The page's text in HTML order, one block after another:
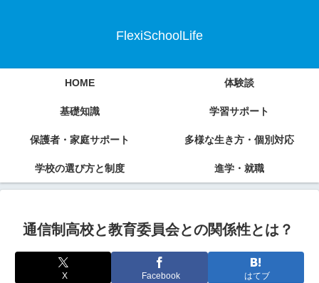
FlexiSchoolLife
HOME 体験談
基礎知識 学習サポート
保護者・家庭サポート 多様な生き方・個別対応
学校の選び方と制度 進学・就職
通信制高校と教育委員会との関係性とは？
X Facebook はてブ